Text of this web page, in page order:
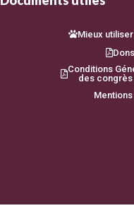
Mieux
Conditions
des